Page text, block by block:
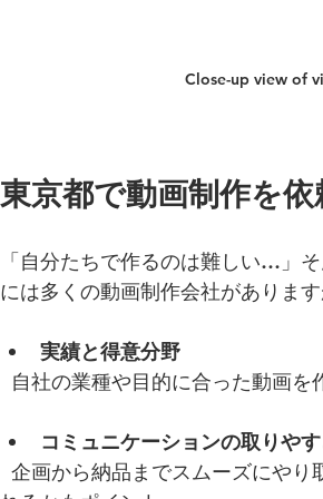
Close-up view of
東京都で動画制作を
「自分たちで作るのは難しい…」
には多くの動画制作会社がありま
実績と得意分野
自社の業種や目的に合った動画
コミュニケーションの取りやす